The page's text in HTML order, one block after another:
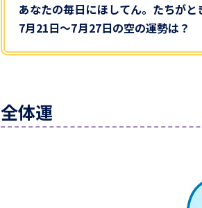
あなたの毎日にほしてん。たちが
7月21日～7月27日の空の運勢は？
全体運